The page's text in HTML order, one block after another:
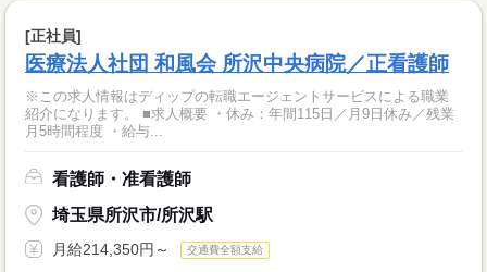
[正社員]
医療法人社団 和風会 所沢中央病院／正看護師
※この求人情報はディップの転職エージェントサービスによる職業
紹介になります。 ■求人概要 ・休み：年間115日／月9日休み／残業
月5時間程度 ・給与...
看護師・准看護師
埼玉県所沢市/所沢駅
月給214,350円～ 交通費全額支給